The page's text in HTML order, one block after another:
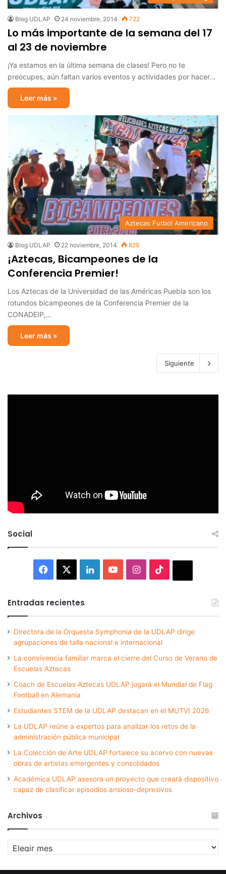
Blog UDLAP 24 noviembre, 2014 722
Lo más importante de la semana del 17
al 23 de noviembre
¡Ya estamos en la última semana de clases! Pero no te
preocupes, aún faltan varios eventos y actividades por hacer…
Leer más »
Aztecas Futbol Americano
Blog UDLAP 22 noviembre, 2014 828
¡Aztecas, Bicampeones de la
Conferencia Premier!
Los Aztecas de la Universidad de las Américas Puebla son los
rotundos bicampeones de la Conferencia Premier de la
CONADEIP,…
Leer más »
Siguiente
Social
Facebook LinkedInYouTubeInstagram
Entradas recientes
Directora de la Orquesta Symphonia de la UDLAP dirige
agrupaciones de talla nacional e internacional
La convivencia familiar marca el cierre del Curso de Verano de
Escuelas Aztecas
Coach de Escuelas Aztecas UDLAP jugará el Mundial de Flag
Football en Alemania
Estudiantes STEM de la UDLAP destacan en el MUTVI 2026
La UDLAP reúne a expertos para analizar los retos de la
administración pública municipal
La Colección de Arte UDLAP fortalece su acervo con nuevas
obras de artistas emergentes y consolidados
Académica UDLAP asesora un proyecto que creará dispositivo
capaz de clasificar episodios ansioso-depresivos
Archivos
Archivos